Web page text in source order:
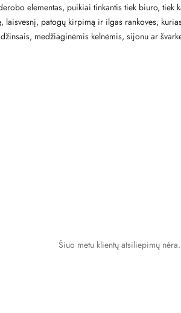
elementas, puikiai tinkantis tiek biuro, tiek
patogų kirpimą ir ilgas rankoves,
medžiaginėmis kelnėmis, sijonu ar
Šiuo metu klientų atsiliepimų nėra.